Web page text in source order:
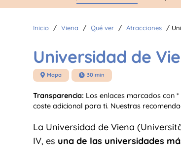
Inicio / Viena / Qué ver / Atracciones /
Universidad de
 Mapa  30 min
Transparencia: Los enlaces marcados con
coste adicional para ti. Nuestras
La Universidad de Viena
IV, es una de las universidades